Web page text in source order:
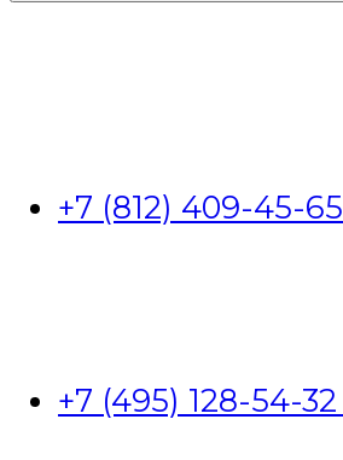
+7 (812) 409-45-65
+7 (495) 128-54-32